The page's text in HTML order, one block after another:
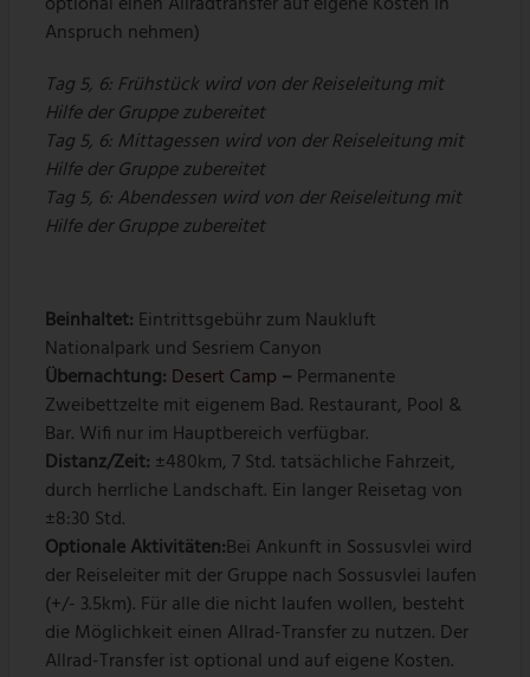
Anspruch nehmen)
Tag 5, 6: Frühstück wird von der Reiseleitung mit
Hilfe der Gruppe zubereitet
Tag 5, 6: Mittagessen wird von der Reiseleitung mit
Hilfe der Gruppe zubereitet
Tag 5, 6: Abendessen wird von der Reiseleitung mit
Hilfe der Gruppe zubereitet
Beinhaltet: Eintrittsgebühr zum Naukluft
Nationalpark und Sesriem Canyon
Übernachtung: Desert Camp – Permanente
Zweibettzelte mit eigenem Bad. Restaurant, Pool &
Bar. Wifi nur im Hauptbereich verfügbar.
Distanz/Zeit: ±480km, 7 Std. tatsächliche Fahrzeit,
durch herrliche Landschaft. Ein langer Reisetag von
±8:30 Std.
Optionale Aktivitäten:Bei Ankunft in Sossusvlei wird
der Reiseleiter mit der Gruppe nach Sossusvlei laufen
(+/- 3.5km). Für alle die nicht laufen wollen, besteht
die Möglichkeit einen Allrad-Transfer zu nutzen. Der
Allrad-Transfer ist optional und auf eigene Kosten.